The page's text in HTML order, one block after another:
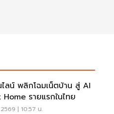
ลน์ พลิกโฉมเน็ตบ้าน สู่ AI
Home รายแรกในไทย
| 10:57 น.